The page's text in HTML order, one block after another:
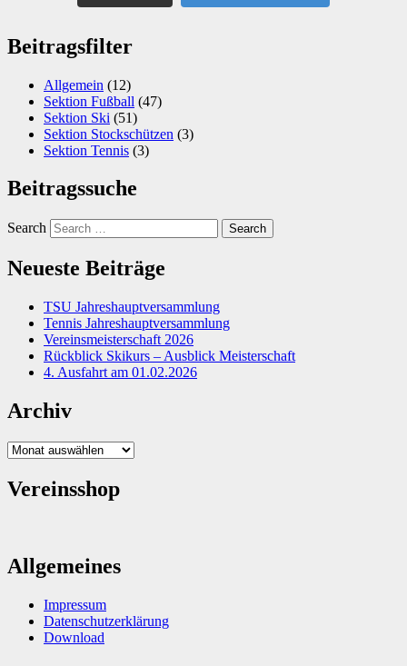
Beitragsfilter
Allgemein (12)
Sektion Fußball (47)
Sektion Ski (51)
Sektion Stockschützen (3)
Sektion Tennis (3)
Beitragssuche
Search
Neueste Beiträge
TSU Jahreshauptversammlung
Tennis Jahreshauptversammlung
Vereinsmeisterschaft 2026
Rückblick Skikurs – Ausblick Meisterschaft
4. Ausfahrt am 01.02.2026
Archiv
Archiv
Vereinsshop
Allgemeines
Impressum
Datenschutzerklärung
Download